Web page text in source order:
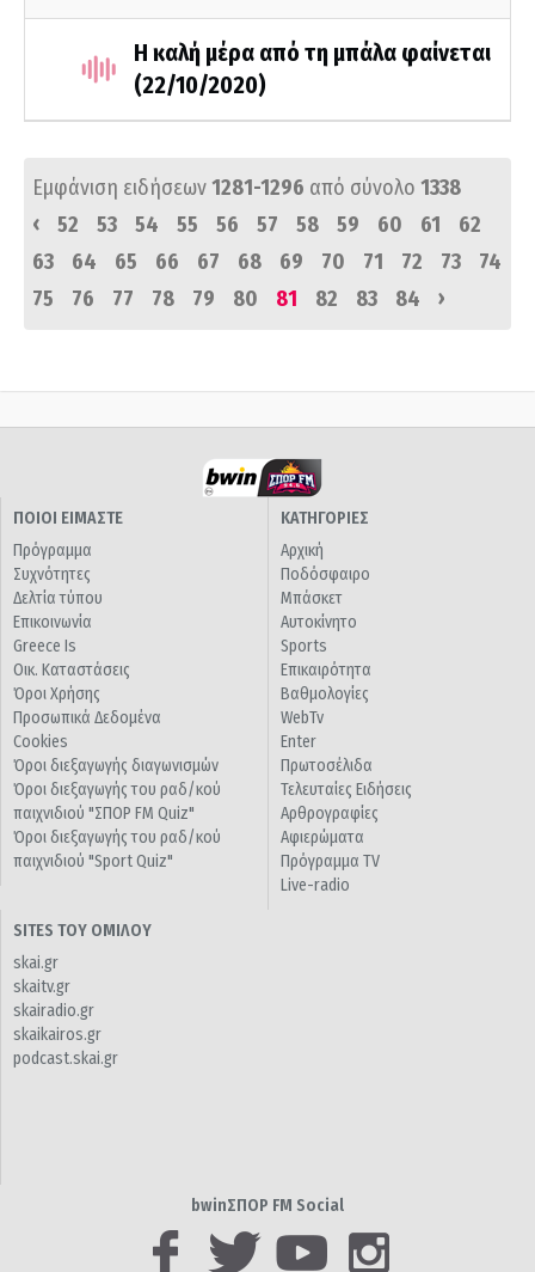
Η καλή μέρα από τη μπάλα φαίνεται
(22/10/2020)
Εμφάνιση ειδήσεων1281-1296 από σύνολο 1338
‹
52 53 54 55 56 57 58 59 60 61
62
63
64 65 66 67 68 69 70 71 72 73
74
75
76 77 78 79 80 81 82 83 84 ›
ΠΟΙΟΙ ΕΙΜΑΣΤΕ
Πρόγραμμα
Συχνότητες
Δελτία τύπου
Επικοινωνία
Greece Is
Οικ. Καταστάσεις
Όροι Χρήσης
Προσωπικά Δεδομένα
Cookies
Όροι διεξαγωγής διαγωνισμών
Όροι διεξαγωγής του ραδ/κού
παιχνιδιού "ΣΠΟΡ FM Quiz"
Όροι διεξαγωγής του ραδ/κού
παιχνιδιού "Sport Quiz"
ΚΑΤΗΓΟΡΙΕΣ
Αρχική
Ποδόσφαιρο
Μπάσκετ
Αυτοκίνητο
Sports
Επικαιρότητα
Βαθμολογίες
WebTv
Enter
Πρωτοσέλιδα
Τελευταίες Ειδήσεις
Αρθρογραφίες
Αφιερώματα
Πρόγραμμα TV
Live-radio
SITES ΤΟΥ ΟΜΙΛΟΥ
skai.gr
skaitv.gr
skairadio.gr
skaikairos.gr
podcast.skai.gr
bwinΣΠΟΡ FM Social